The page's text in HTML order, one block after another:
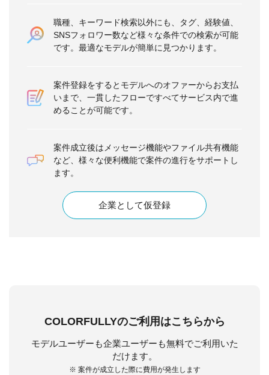
職種、キーワード検索以外にも、タグ、経験値、
SNSフォロワー数など様々な条件での検索が可能
です。最適なモデルが簡単に見つかります。
案件登録をするとモデルへのオファーからお支払
いまで、一貫したフローですべてサービス内で進
めることが可能です。
案件成立後はメッセージ機能やファイル共有機能
など、様々な便利機能で案件の進行をサポートし
ます。
企業として仮登録
COLORFULLYのご利用はこちらから
モデルユーザーも企業ユーザーも無料でご利用いた
だけます。
※ 案件が成立した際に費用が発生します